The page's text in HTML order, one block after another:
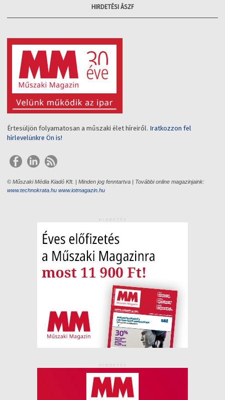
HIRDETÉSI ÁSZF
Értesüljön folyamatosan a műszaki élet híreiről. Iratkozzon fel
hírlevelünkre Ön is!
© Műszaki Média Kiadó Kft. | Minden jog fenntartva | További online magazinjaink:
www.technokrata.hu www.iotmagazin.hu
HIRDETÉS
HIRDETÉS